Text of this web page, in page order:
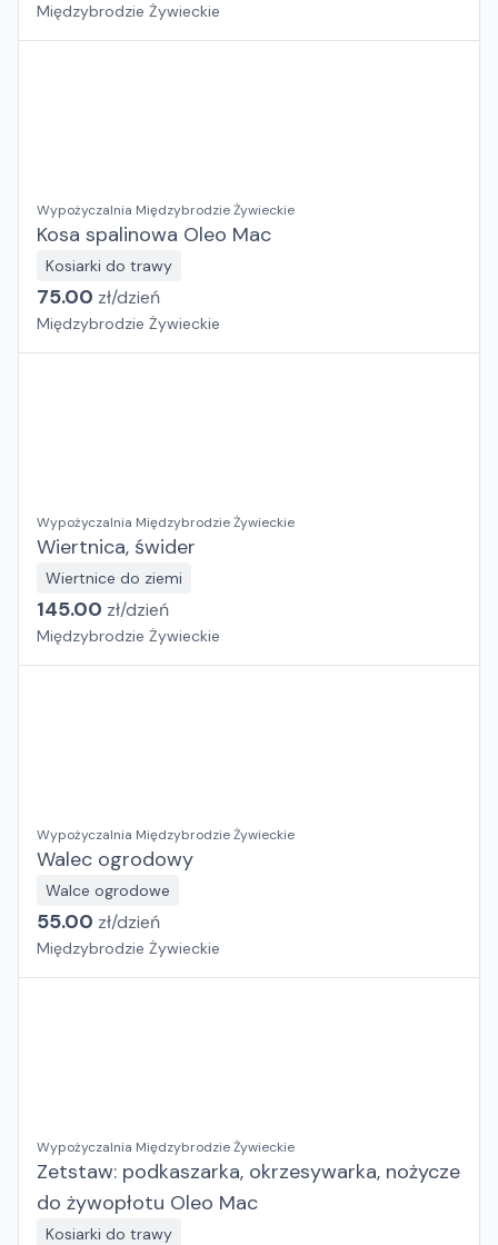
Międzybrodzie Żywieckie
Wypożyczalnia Międzybrodzie Żywieckie
Kosa spalinowa Oleo Mac
Kosiarki do trawy
75.00 zł/dzień
Międzybrodzie Żywieckie
Wypożyczalnia Międzybrodzie Żywieckie
Wiertnica, świder
Wiertnice do ziemi
145.00 zł/dzień
Międzybrodzie Żywieckie
Wypożyczalnia Międzybrodzie Żywieckie
Walec ogrodowy
Walce ogrodowe
55.00 zł/dzień
Międzybrodzie Żywieckie
Wypożyczalnia Międzybrodzie Żywieckie
Zetstaw: podkaszarka, okrzesywarka, nożycze
do żywopłotu Oleo Mac
Kosiarki do trawy